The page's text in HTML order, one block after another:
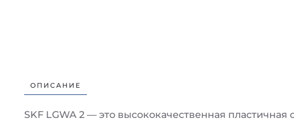
ОПИСАНИЕ
SKF LGWA 2 — это высококачественная